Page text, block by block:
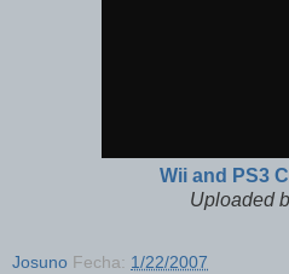
Wii and PS3
Uploaded
Josuno Fecha: 1/22/2007